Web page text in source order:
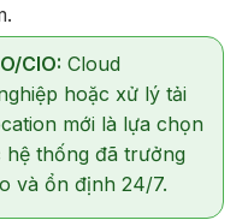
CIO: Cloud
hoặc xử lý tải
mới là lựa chọn
thống đã trưởng
và ổn định 24/7.